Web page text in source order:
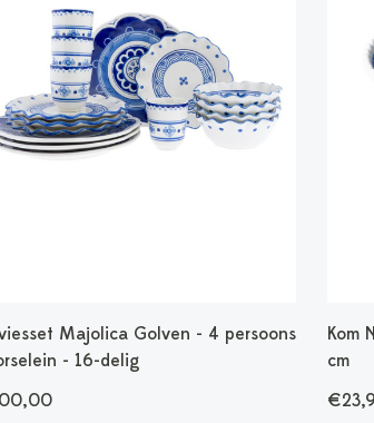
Majolica Golven - 4 persoons
- 16-delig
Kom
cm